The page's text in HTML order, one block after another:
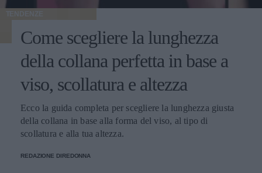
TENDENZE
Come scegliere la lunghezza
della collana perfetta in base a
viso, scollatura e altezza
Ecco la guida completa per scegliere la lunghezza giusta
della collana in base alla forma del viso, al tipo di
scollatura e alla tua altezza.
REDAZIONE DIREDONNA